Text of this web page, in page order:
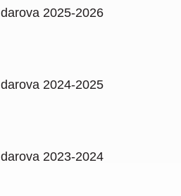
2025-2026
2024-2025
2023-2024